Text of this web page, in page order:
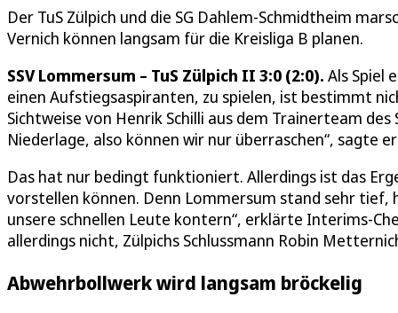
Der TuS Zülpich und die SG Dahlem-Schmidtheim
Vernich können langsam für die Kreisliga B planen.
SSV Lommersum – TuS Zülpich II 3:0 (2:0). Als Spiel
einen Aufstiegsaspiranten, zu spielen, ist bestimmt
Sichtweise von Henrik Schilli aus dem Trainerteam
Niederlage, also können wir nur überraschen“, sagte
Das hat nur bedingt funktioniert. Allerdings ist das
vorstellen können. Denn Lommersum stand sehr tief,
unsere schnellen Leute kontern“, erklärte Interims-
allerdings nicht, Zülpichs Schlussmann Robin
Abwehrbollwerk wird langsam bröckelig